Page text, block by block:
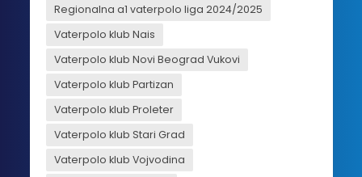
Regionalna a1 vaterpolo liga 2024/2025
Vaterpolo klub Nais
Vaterpolo klub Novi Beograd Vukovi
Vaterpolo klub Partizan
Vaterpolo klub Proleter
Vaterpolo klub Stari Grad
Vaterpolo klub Vojvodina